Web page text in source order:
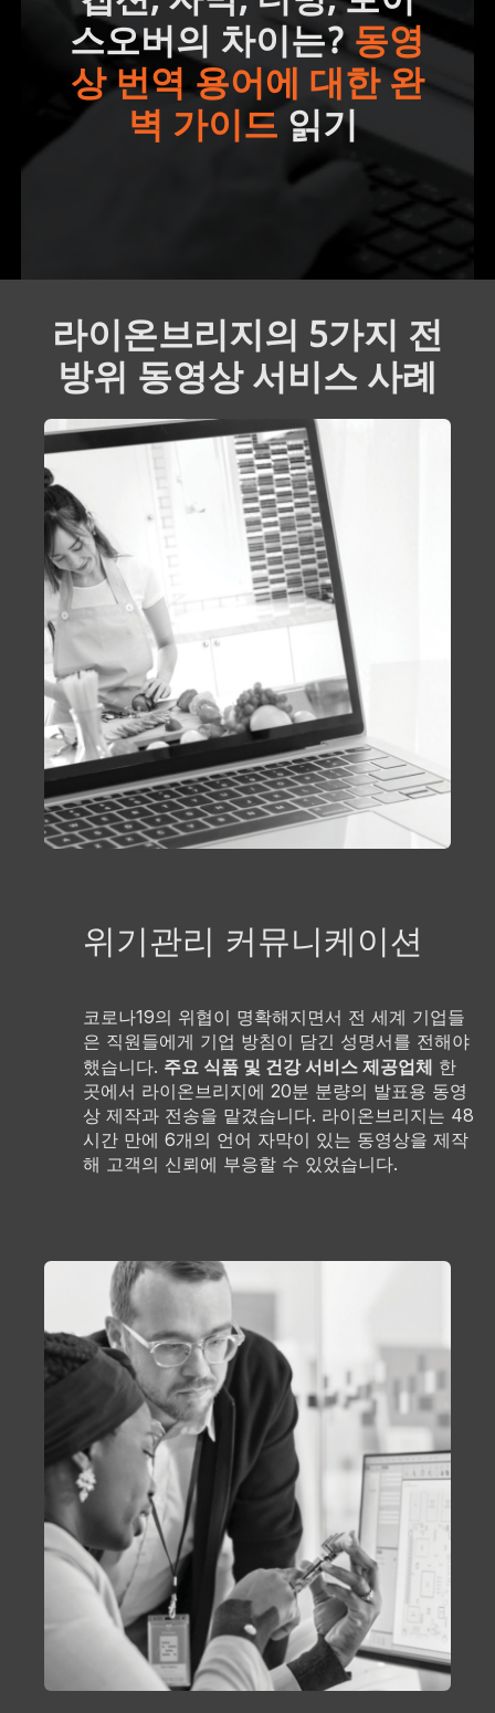
스오버의 차이는? 동영
상 번역 용어에 대한 완
벽 가이드 읽기
라이온브리지의 5가지 전
방위 동영상 서비스 사례
위기관리 커뮤니케이션
코로나19의 위협이 명확해지면서 전 세계 기업들
은 직원들에게 기업 방침이 담긴 성명서를 전해야
했습니다. 주요 식품 및 건강 서비스 제공업체 한
곳에서 라이온브리지에 20분 분량의 발표용 동영
상 제작과 전송을 맡겼습니다. 라이온브리지는 48
시간 만에 6개의 언어 자막이 있는 동영상을 제작
해 고객의 신뢰에 부응할 수 있었습니다.